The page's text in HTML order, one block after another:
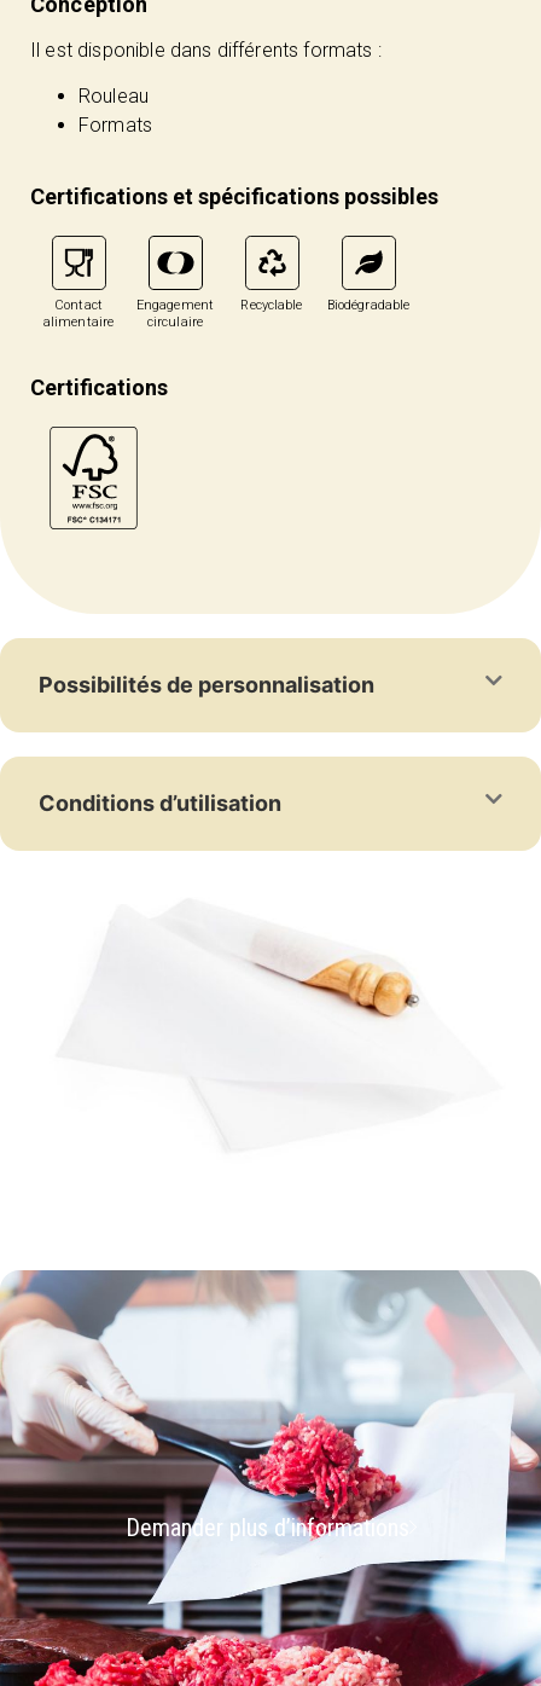
Il est disponible dans différents formats :
Rouleau
Formats
Certifications et spécifications possibles
Contact
alimentaire
Engagement
circulaire
Recyclable Biodégradable
Certifications
Possibilités de personnalisation
Conditions d’utilisation
Demander plus d’informations